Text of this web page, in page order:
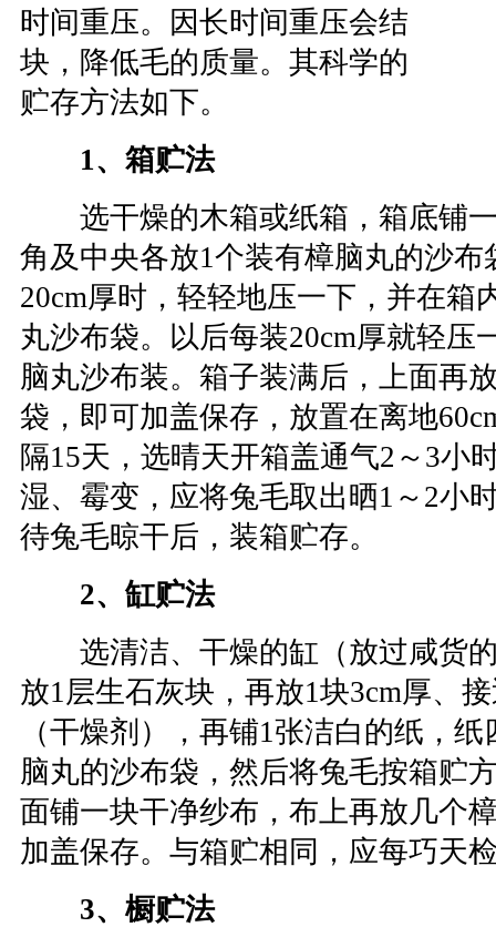
时间重压。因长时间重压会结
块，降低毛的质量。其科学的
贮存方法如下。
1、箱贮法
选干燥的木箱或纸箱，箱底铺一
角及中央各放1个装有樟脑丸的沙
20cm厚时，轻轻地压一下，并在箱
丸沙布袋。以后每装20cm厚就轻压
脑丸沙布装。箱子装满后，上面再
袋，即可加盖保存，放置在离地
隔15天，选晴天开箱盖通气2～3小
湿、霉变，应将兔毛取出晒1～2小
待兔毛晾干后，装箱贮存。
2、缸贮法
选清洁、干燥的缸（放过咸货的
放1层生石灰块，再放1块3cm厚、
（干燥剂），再铺1张洁白的纸，
脑丸的沙布袋，然后将兔毛按箱贮
面铺一块干净纱布，布上再放几个
加盖保存。与箱贮相同，应每巧天
3、橱贮法